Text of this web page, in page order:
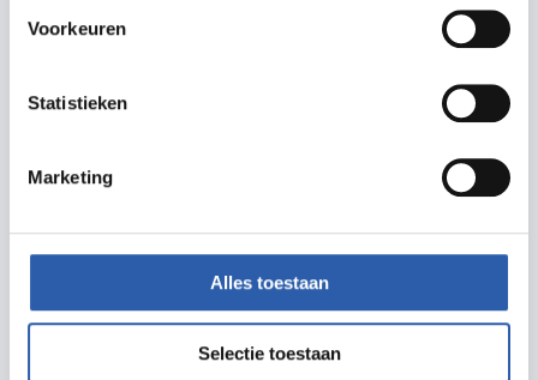
Voorkeuren
Statistieken
Marketing
Alles toestaan
Selectie toestaan
kruipt en zijn vleugels ontvouwt. Maar ook planten en
dieren beleven avonturen. Vogels vliegen in de herfst
naar het zuiden, vlinders en vissen maken grote
trektochten op weg naar een plaats om zich voort te
planten. En ook planten maken soms grote reizen: als
zaad, met vleugels of parachuutjes op de wind, of in
de maag van een vogel, meegesleept door dieren, o.a.